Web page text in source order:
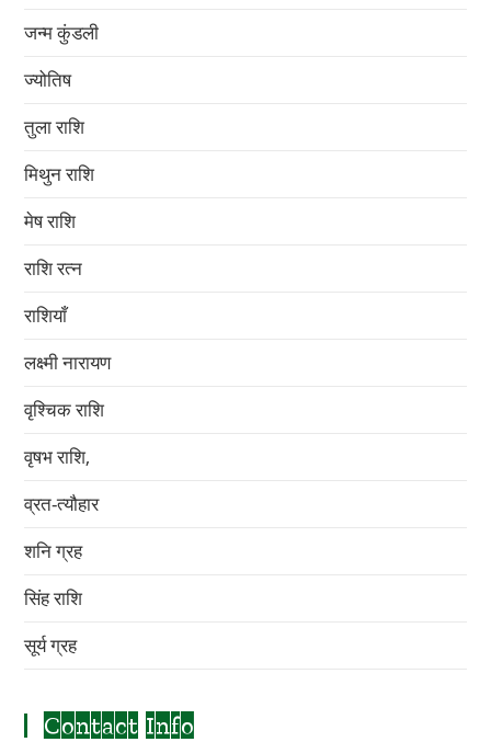
जन्म कुंडली
ज्योतिष
तुला राशि
मिथुन राशि
मेष राशि
राशि रत्न
राशियाँ
लक्ष्मी नारायण
वृश्चिक राशि
वृषभ राशि,
व्रत-त्यौहार
शनि ग्रह
सिंह राशि
सूर्य ग्रह
Contact Info